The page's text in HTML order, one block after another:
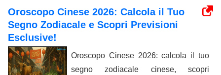
Oroscopo Cinese 2026: Calcola il Tuo
Segno Zodiacale e Scopri Previsioni
Esclusive!
Oroscopo Cinese 2026: calcola il tuo
segno zodiacale cinese, scopri